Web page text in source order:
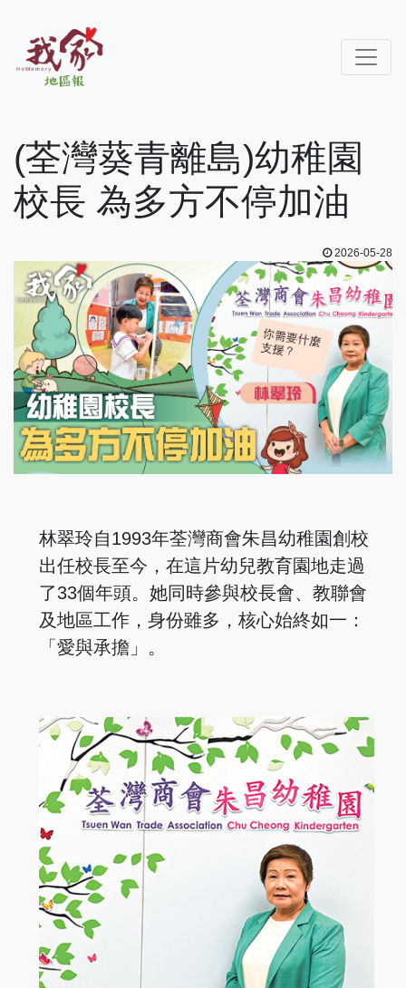
(荃灣葵青離島)幼稚園
校長 為多方不停加油
2026-05-28
林翠玲自1993年荃灣商會朱昌幼稚園創校
出任校長至今，在這片幼兒教育園地走過
了33個年頭。她同時參與校長會、教聯會
及地區工作，身份雖多，核心始終如一：
「愛與承擔」。